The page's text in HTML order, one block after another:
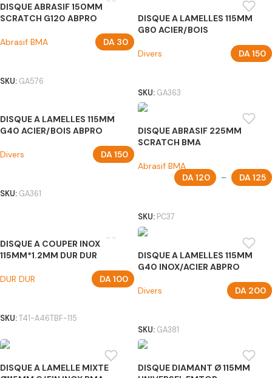
DISQUE ABRASIF 150MM
SCRATCH G120 ABPRO
Abrasif BMA DA 30
SKU: GA576
DISQUE A LAMELLES 115MM
G80 ACIER/BOIS
Divers DA150
SKU: GA363
DISQUE A LAMELLES 115MM
G40 ACIER/BOIS ABPRO
Divers DA150
SKU: GA361
DISQUE ABRASIF 225MM
SCRATCH BMA
Abrasif BMA
DA120 – DA125
SKU: PC37
DISQUE A COUPER INOX
115MM*1.2MM DUR DUR
DUR DUR DA100
SKU:T41-A46TBF-115
DISQUE A LAMELLES 115MM
G40 INOX/ACIER ABPRO
Divers DA 200
SKU: GA381
DISQUE A LAMELLE MIXTE
DISQUE DIAMANT Ø 115MM